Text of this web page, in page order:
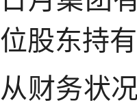
位股东持有
从财务状